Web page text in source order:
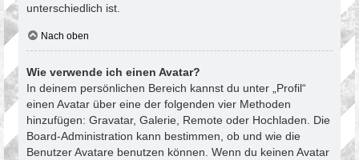
unterschiedlich ist.
Nach oben
Wie verwende ich einen Avatar?
In deinem persönlichen Bereich kannst du unter „Profil“
einen Avatar über eine der folgenden vier Methoden
hinzufügen: Gravatar, Galerie, Remote oder Hochladen. Die
Board-Administration kann bestimmen, ob und wie die
Benutzer Avatare benutzen können. Wenn du keinen Avatar